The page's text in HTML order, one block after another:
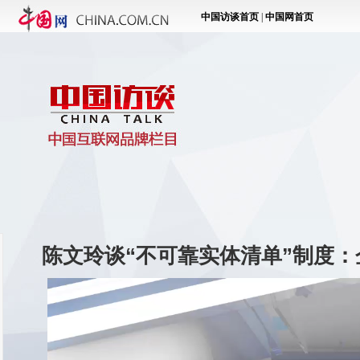
陈文玲谈“不可靠实体清单”制度